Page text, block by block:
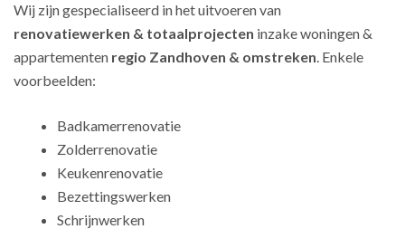
Wij zijn gespecialiseerd in het uitvoeren van
renovatiewerken & totaalprojecten inzake woningen &
appartementen regio Zandhoven & omstreken. Enkele
voorbeelden:
Badkamerrenovatie
Zolderrenovatie
Keukenrenovatie
Bezettingswerken
Schrijnwerken